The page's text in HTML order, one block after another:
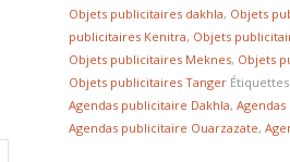
Objets publicitaires dakhla, Objets
publicitaires Kenitra, Objets
Objets publicitaires Meknes, Objets
Objets publicitaires Tanger
Agendas publicitaire Dakhla,
Agendas publicitaire Ouarzazate,